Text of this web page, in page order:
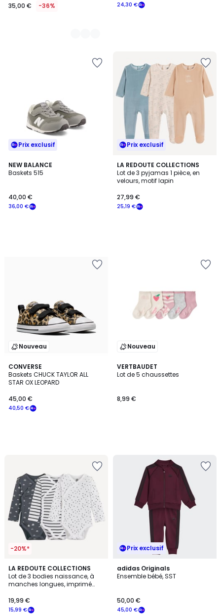
35,00 € -36% 24,30 €
Prix exclusif
NEW BALANCE
Baskets 515
36,00 €
40,00 €
Prix exclusif
LA REDOUTE COLLECTIONS
Lot de 3 pyjamas 1 pièce, en
velours, motif lapin
25,19 €
27,99 €
Nouveau
CONVERSE
Baskets CHUCK TAYLOR ALL
STAR OX LEOPARD
40,50 €
45,00 €
Nouveau
VERTBAUDET
Lot de 5 chaussettes
8,99 €
-20%*
LA REDOUTE COLLECTIONS
Lot de 3 bodies naissance, à
manches longues, imprimé
15,99 €
19,99 €
Prix exclusif
adidas Originals
Ensemble bébé, SST
45,00 €
50,00 €
4,7
/ 5
2
Couleurs